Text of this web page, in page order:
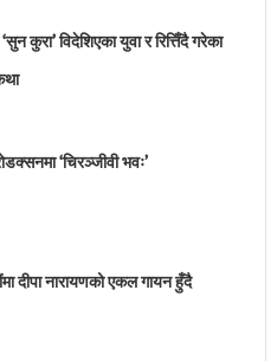
कुरा’ विदेशिएका युवा र रित्तिँदै गरेका
‘चिरञ्जीवी भवः’
दीपा नारायणको एकल गायन हुँदै